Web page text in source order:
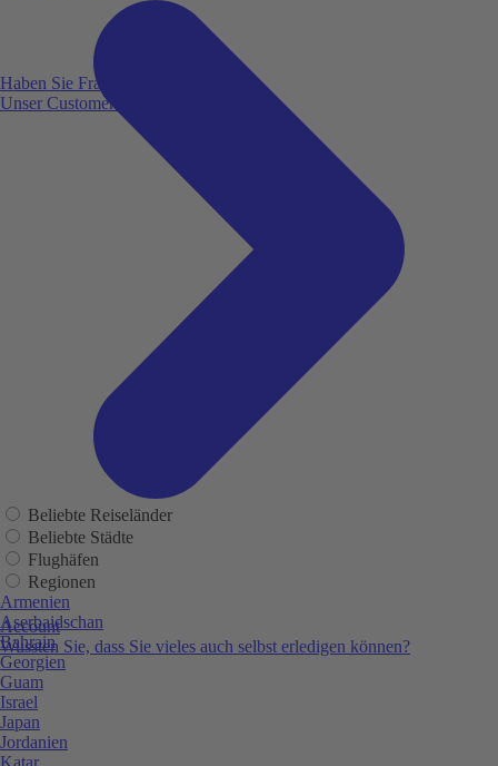
Haben Sie Fragen?
Unser Customer Service ist für Sie da!
Account
Wussten Sie, dass Sie vieles auch selbst erledigen können?
Beliebte Reiseländer
Beliebte Städte
Flughäfen
Regionen
Armenien
Aserbaidschan
Bahrain
Georgien
Guam
Israel
Japan
Jordanien
Katar